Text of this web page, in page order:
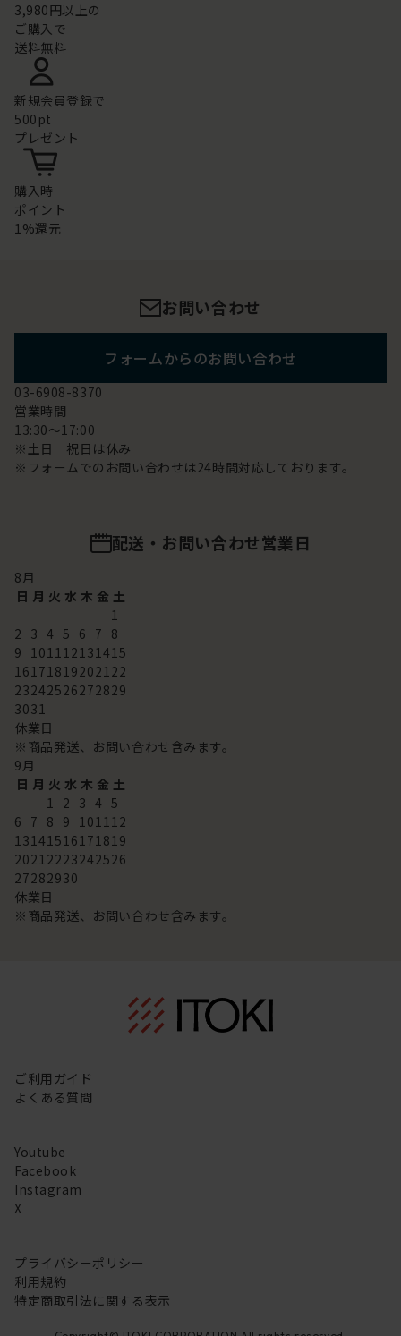
3,980円以上の
ご購入で
送料無料
新規会員登録で
500pt
プレゼント
購入時
ポイント
1%還元
お問い合わせ
フォームからのお問い合わせ
03-6908-8370
営業時間
13:30～17:00
※土日 祝日は休み
※フォームでのお問い合わせは24時間対応しております。
配送・お問い合わせ営業日
8月
日 月 火 水 木 金 土
1
2 3 4 5 6 7 8
9 101112131415
16171819202122
23242526272829
3031
休業日
※商品発送、お問い合わせ含みます。
9月
日 月 火 水 木 金 土
1 2 3 4 5
6 7 8 9 101112
13141516171819
20212223242526
27282930
休業日
※商品発送、お問い合わせ含みます。
ご利用ガイド
よくある質問
Youtube
Facebook
Instagram
X
プライバシーポリシー
利用規約
特定商取引法に関する表示